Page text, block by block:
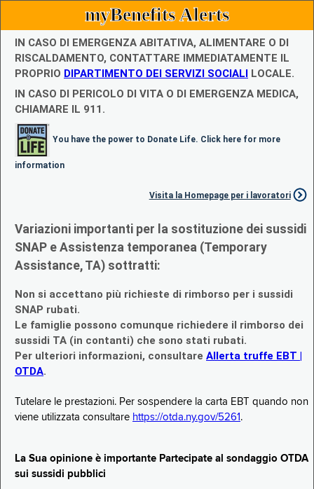
myBenefits Alerts
IN CASO DI EMERGENZA ABITATIVA, ALIMENTARE O DI
RISCALDAMENTO, CONTATTARE IMMEDIATAMENTE IL
PROPRIO DIPARTIMENTO DEI SERVIZI SOCIALI LOCALE.
IN CASO DI PERICOLO DI VITA O DI EMERGENZA MEDICA,
CHIAMARE IL 911.
You have the power to Donate Life. Click here for more
information
Visita la Homepage per i lavoratori
Variazioni importanti per la sostituzione dei sussidi
SNAP e Assistenza temporanea (Temporary
Assistance, TA) sottratti:
Non si accettano più richieste di rimborso per i sussidi
SNAP rubati.
Le famiglie possono comunque richiedere il rimborso dei
sussidi TA (in contanti) che sono stati rubati.
Per ulteriori informazioni, consultare Allerta truffe EBT |
OTDA.
Tutelare le prestazioni. Per sospendere la carta EBT quando non
viene utilizzata consultare https://otda.ny.gov/5261 .
La Sua opinione è importante Partecipate al sondaggio OTDA
sui sussidi pubblici